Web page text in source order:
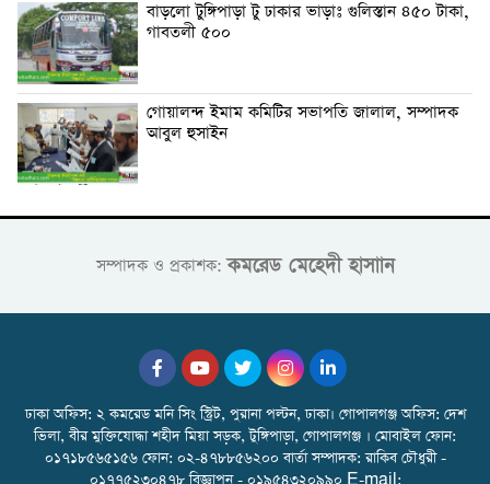
বাড়লো টুঙ্গিপাড়া টু ঢাকার ভাড়াঃ গুলিস্তান ৪৫০ টাকা,
গাবতলী ৫০০
গোয়ালন্দ ইমাম কমিটির সভাপতি জালাল, সম্পাদক
আবুল হুসাইন
সম্পাদক ও প্রকাশক:কমরেড মেহেদী হাসাান
ঢাকা অফিস: ২ কমরেড মনি সিং স্ট্রিট, পুরানা পল্টন, ঢাকা। গোপালগঞ্জ অফিস: দেশ
ভিলা, বীর মুক্তিযোদ্ধা শহীদ মিয়া সড়ক, টুঙ্গিপাড়া, গোপালগঞ্জ । মোবাইল ফোন:
০১৭১৮৫৬৫১৫৬ ফোন: ০২-৪৭৮৮৫৬২০০ বার্তা সম্পাদক: রাকিব চৌধুরী -